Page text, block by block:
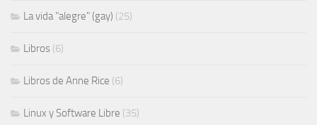
La vida "alegre" (gay) (25)
Libros (6)
Libros de Anne Rice (6)
Linux y Software Libre (35)